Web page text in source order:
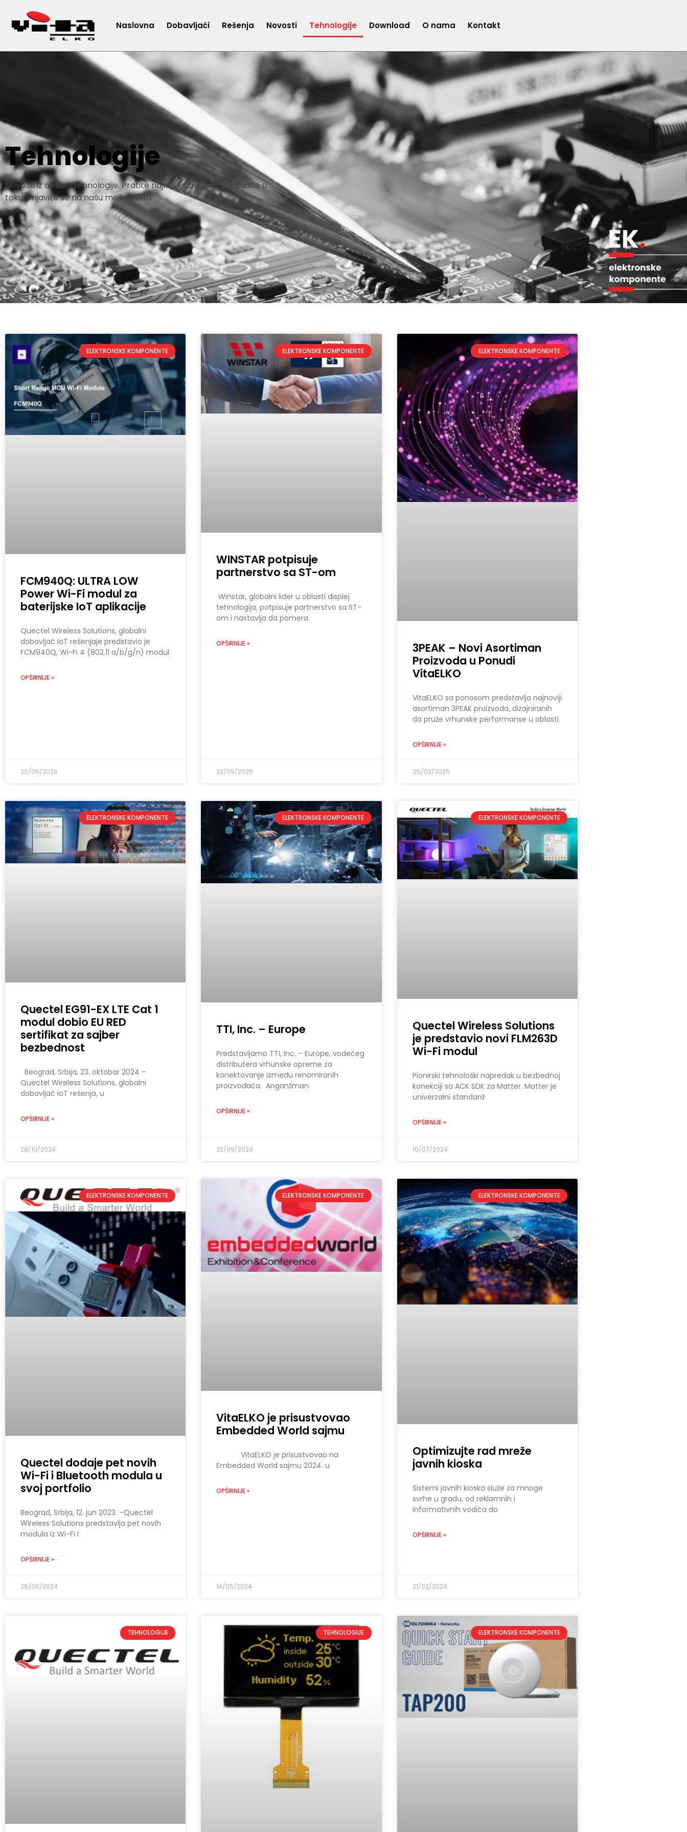
Naslovna Dobavljači Rešenja Novosti Tehnologije Download O nama Kontakt
Tehnologije
Novosti iz oblasti tehnologije. Pratite najnovija dešavanja i budite u
toku. Prijavite se na našu mejling listu.
ELEKTRONSKE KOMPONENTE
FCM940Q: ULTRA LOW
Power Wi-Fi modul za
baterijske IoT aplikacije
Quectel Wireless Solutions, globalni
dobavljač IoT rešenjaje predstavio je
FCM940Q, Wi-Fi 4 (802.11 a/b/g/n) modul
OPŠIRNIJE »
20/05/2026
ELEKTRONSKE KOMPONENTE
WINSTAR potpisuje
partnerstvo sa ST-om
Winstar, globalni lider u oblasti displej
tehnologija, potpisuje partnerstvo sa ST-
om i nastavlja da pomera
OPŠIRNIJE »
22/09/2025
ELEKTRONSKE KOMPONENTE
3PEAK – Novi Asortiman
Proizvoda u Ponudi
VitaELKO
VitaELKO sa ponosom predstavlja najnoviji
asortiman 3PEAK proizvoda, dizajniranih
da pruže vrhunske performanse u oblasti
OPŠIRNIJE »
05/03/2025
ELEKTRONSKE KOMPONENTE
Quectel EG91-EX LTE Cat 1
modul dobio EU RED
sertifikat za sajber
bezbednost
Beograd, Srbija, 23. oktobar 2024 –
Quectel Wireless Solutions, globalni
dobavljač IoT rešenja, u
OPŠIRNIJE »
28/10/2024
ELEKTRONSKE KOMPONENTE
TTI, Inc. – Europe
Predstavljamo TTI, Inc. – Europe, vodećeg
distributera vrhunske opreme za
konektovanje između renomiranih
proizvođača. Anganžman
OPŠIRNIJE »
23/09/2024
ELEKTRONSKE KOMPONENTE
Quectel Wireless Solutions
je predstavio novi FLM263D
Wi-Fi modul
Pionirski tehnološki napredak u bezbednoj
konekciji sa ACK SDK za Matter. Matter je
univerzalni standard
OPŠIRNIJE »
10/07/2024
ELEKTRONSKE KOMPONENTE
Quectel dodaje pet novih
Wi-Fi i Bluetooth modula u
svoj portfolio
Beograd, Srbija, 12. jun 2023. –Quectel
Wireless Solutions predstavlja pet novih
modula iz Wi-Fi I
OPŠIRNIJE »
26/06/2024
ELEKTRONSKE KOMPONENTE
VitaELKO je prisustvovao
Embedded World sajmu
VitaELKO je prisustvovao na
Embedded World sajmu 2024. u
OPŠIRNIJE »
14/05/2024
ELEKTRONSKE KOMPONENTE
Optimizujte rad mreže
javnih kioska
Sistemi javnih kioska služe za mnoge
svrhe u gradu, od reklamnih i
informativnih vodiča do
OPŠIRNIJE »
21/02/2024
TEHNOLOGIJE TEHNOLOGIJE ELEKTRONSKE KOMPONENTE